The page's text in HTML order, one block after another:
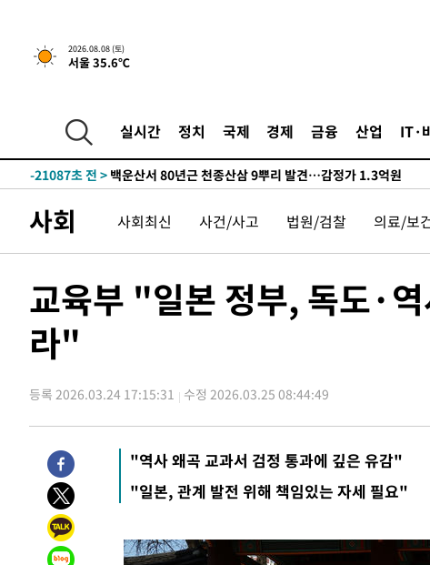
2026.08.08 (토)
서울 35.6℃
실시간 정치 국제 경제 금융 산업 IT·
2시간 전 >[속보]뉴욕증시 상승 마감…S&P 0.6% 나스닥 1.3%↑
-32066초 전 >수도권 40도 육박 '펄펄'…동해안 일부 지역엔 호의주의보
-24980초 전 >
강릉에 시간당 81.4㎜ 물폭탄…도로 잠기고 담벼락 붕괴
-21087초 전 >
-18797초 전 > 선재도서 해루질 나섰다 실종 60대, 닷새 만에 숨진 채 발견
-15707초 전 > 여수 오동도 해상서 모터보트 전복…1명 사망·1명 실종
-11934초 전 >극한폭염 한풀 꺾이지만…'낮 최고 35도' 무더위, 열대야 계
-7469초 전 >[속보]'압수수색·성접대 논란' 축구협회 "실망과 걱정 안겨드
1시간 전 >
2시간 전 >
-31035초 전 >온열질환 사망자 3명 늘어…누적 환자 3000명 돌파
-24980초 전 >강릉에 시간당 81.4㎜ 물폭탄…도로 잠기고 담벼락 붕괴
-21087초 전 >
백운산서 80년근 천종산삼 9뿌리 발견…감정가 1.3억원
-18797초 전 >
선재도서 해루질 나섰다 실종 60대, 닷새 만에 숨진 채 발견
-16331초 전 >
남자 농구, 나고야 아시안게임서 '홈팀' 일본과 한일전
-15707초 전 >
-11934초 전 >
극한폭염 한풀 꺾이지만…'낮 최고 35도' 무더위, 열대야 계속[
사회 사회최신 사건/사고 법원/검찰 의료/보
교육부 "일본 정부, 독도·
라"
등록 2026.03.24 17:15:31 수정 2026.03.25 08:44:49
"역사 왜곡 교과서 검정 통과에 깊은 유감"
"일본, 관계 발전 위해 책임있는 자세 필요"